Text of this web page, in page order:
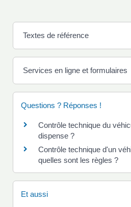
Textes de référence
Services en ligne et formulaires
Questions ? Réponses !
Contrôle technique du
dispense ?
Contrôle technique d'un
quelles sont les règles ?
Et aussi